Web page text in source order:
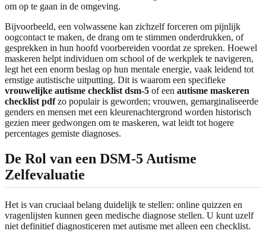
om op te gaan in de omgeving.
Bijvoorbeeld, een volwassene kan zichzelf forceren om pijnlijk
oogcontact te maken, de drang om te stimmen onderdrukken, of
gesprekken in hun hoofd voorbereiden voordat ze spreken. Hoewel
maskeren helpt individuen om school of de werkplek te navigeren,
legt het een enorm beslag op hun mentale energie, vaak leidend tot
ernstige autistische uitputting. Dit is waarom een specifieke
vrouwelijke autisme checklist dsm-5 of een autisme maskeren
checklist pdfzo populair is geworden; vrouwen, gemarginaliseerde
genders en mensen met een kleurenachtergrond worden historisch
gezien meer gedwongen om te maskeren, wat leidt tot hogere
percentages gemiste diagnoses.
De Rol van een DSM-5 Autisme
Zelfevaluatie
Het is van cruciaal belang duidelijk te stellen: online quizzen en
vragenlijsten kunnen geen medische diagnose stellen. U kunt uzelf
niet definitief diagnosticeren met autisme met alleen een checklist.